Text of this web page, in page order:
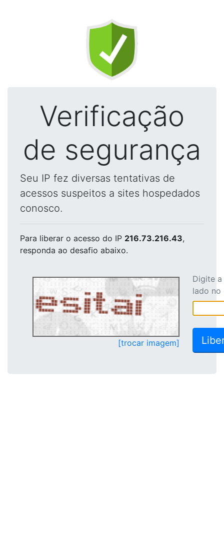
Verificação
de segurança
Seu IP fez diversas tentativas de
acessos suspeitos a sites hospedados
conosco.
Para liberar o acesso do IP 216.73.216.43,
responda ao desafio abaixo.
[trocar imagem]
Digite
lado no